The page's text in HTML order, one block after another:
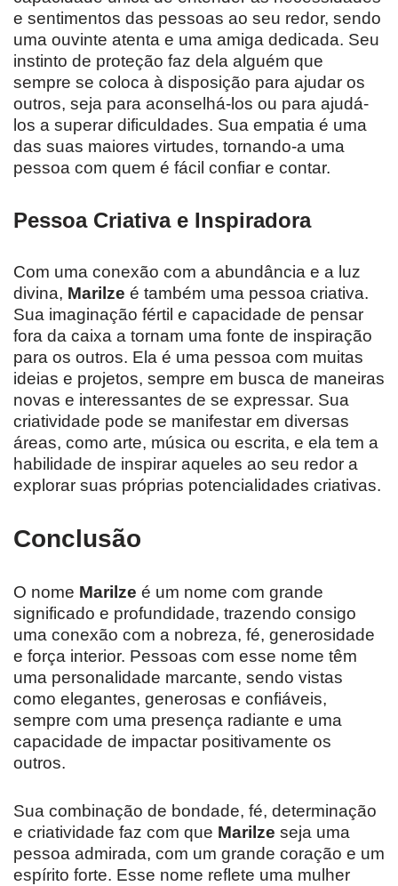
e sentimentos das pessoas ao seu redor, sendo
uma ouvinte atenta e uma amiga dedicada. Seu
instinto de proteção faz dela alguém que
sempre se coloca à disposição para ajudar os
outros, seja para aconselhá-los ou para ajudá-
los a superar dificuldades. Sua empatia é uma
das suas maiores virtudes, tornando-a uma
pessoa com quem é fácil confiar e contar.
Pessoa Criativa e Inspiradora
Com uma conexão com a abundância e a luz
divina, Marilze é também uma pessoa criativa.
Sua imaginação fértil e capacidade de pensar
fora da caixa a tornam uma fonte de inspiração
para os outros. Ela é uma pessoa com muitas
ideias e projetos, sempre em busca de maneiras
novas e interessantes de se expressar. Sua
criatividade pode se manifestar em diversas
áreas, como arte, música ou escrita, e ela tem a
habilidade de inspirar aqueles ao seu redor a
explorar suas próprias potencialidades criativas.
Conclusão
O nome Marilze é um nome com grande
significado e profundidade, trazendo consigo
uma conexão com a nobreza, fé, generosidade
e força interior. Pessoas com esse nome têm
uma personalidade marcante, sendo vistas
como elegantes, generosas e confiáveis,
sempre com uma presença radiante e uma
capacidade de impactar positivamente os
outros.
Sua combinação de bondade, fé, determinação
e criatividade faz com que Marilze seja uma
pessoa admirada, com um grande coração e um
espírito forte. Esse nome reflete uma mulher